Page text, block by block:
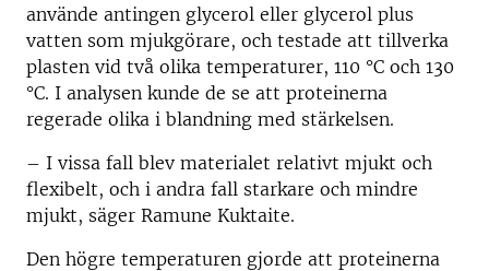
använde antingen glycerol eller glycerol plus
vatten som mjukgörare, och testade att tillverka
plasten vid två olika temperaturer, 110 °C och 130
°C. I analysen kunde de se att proteinerna
regerade olika i blandning med stärkelsen.
– I vissa fall blev materialet relativt mjukt och
flexibelt, och i andra fall starkare och mindre
mjukt, säger Ramune Kuktaite.
Den högre temperaturen gjorde att proteinerna